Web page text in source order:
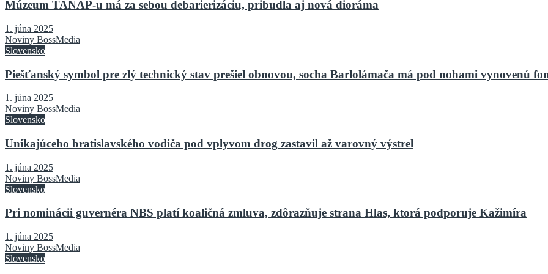
Múzeum TANAP-u má za sebou debarierizáciu, pribudla aj nová dioráma
1. júna 2025
Noviny BossMedia
Slovensko
Piešťanský symbol pre zlý technický stav prešiel obnovou, socha Barlolámača má pod nohami vynovenú
1. júna 2025
Noviny BossMedia
Slovensko
Unikajúceho bratislavského vodiča pod vplyvom drog zastavil až varovný výstrel
1. júna 2025
Noviny BossMedia
Slovensko
Pri nominácii guvernéra NBS platí koaličná zmluva, zdôrazňuje strana Hlas, ktorá podporuje Kažimíra
1. júna 2025
Noviny BossMedia
Slovensko